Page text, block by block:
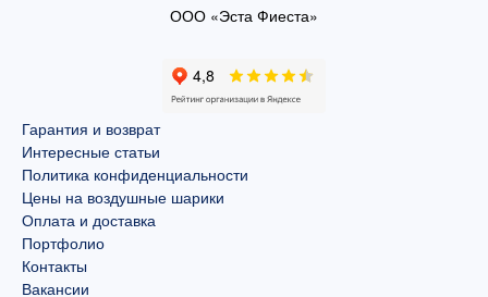
ООО «Эста Фиеста»
Гарантия и возврат
Интересные статьи
Политика конфиденциальности
Цены на воздушные шарики
Оплата и доставка
Портфолио
Контакты
Вакансии